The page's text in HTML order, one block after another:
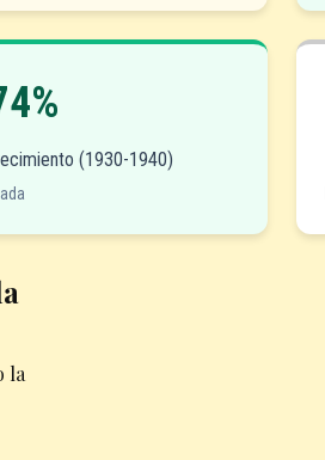
(1930-1940)
la